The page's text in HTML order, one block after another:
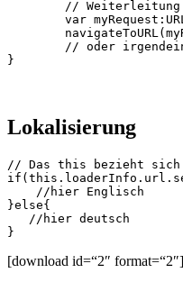
Lokalisierung
// Das this bezieht sich
    //hier Englisch
}else{
   //hier deutsch
[download id=“2″ format=“2″]